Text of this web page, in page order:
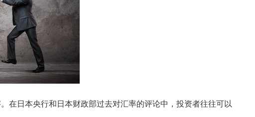
在日本央行和日本财政部过去对汇率的评论中，投资者往往可以